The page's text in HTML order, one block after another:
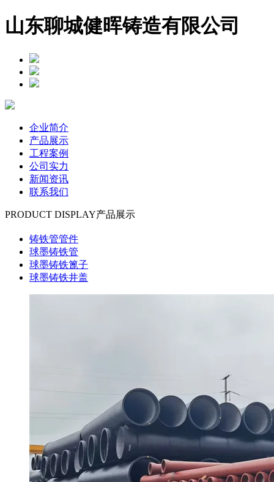
山东聊城健晖铸造有限公司
企业简介
产品展示
工程案例
公司实力
新闻资讯
联系我们
PRODUCT DISPLAY产品展示
铸铁管管件
球墨铸铁管
球墨铸铁篦子
球墨铸铁井盖